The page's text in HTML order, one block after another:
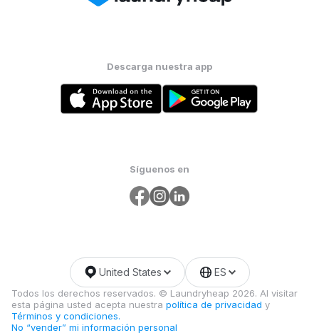
Descarga nuestra app
Síguenos en
Todos los derechos reservados. © Laundryheap 2026. Al visitar
esta página usted acepta nuestra política de privacidad y
Términos y condiciones.
No “vender” mi información personal
United States ES